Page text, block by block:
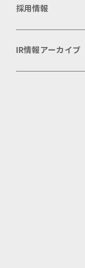
採用情報
IR情報アーカイブ